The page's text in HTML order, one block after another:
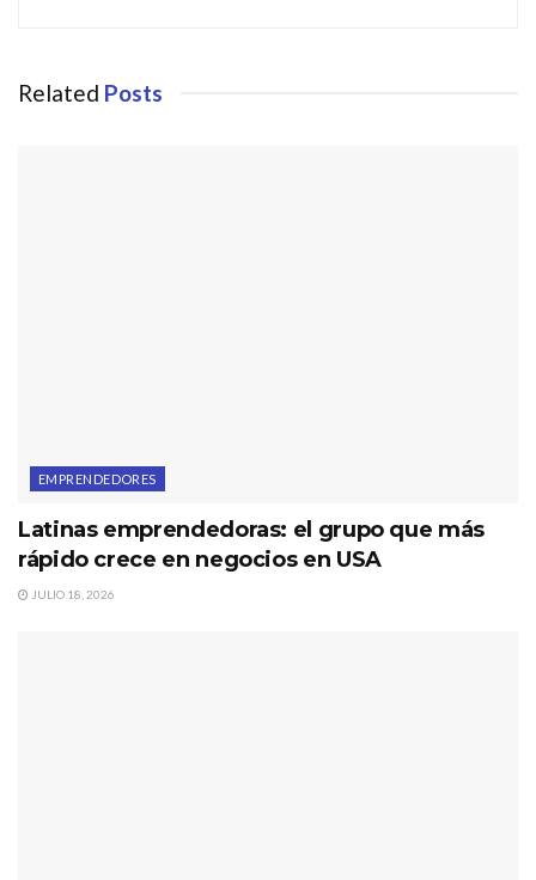
Related Posts
EMPRENDEDORES
Latinas emprendedoras: el grupo que más
rápido crece en negocios en USA
JULIO 18, 2026